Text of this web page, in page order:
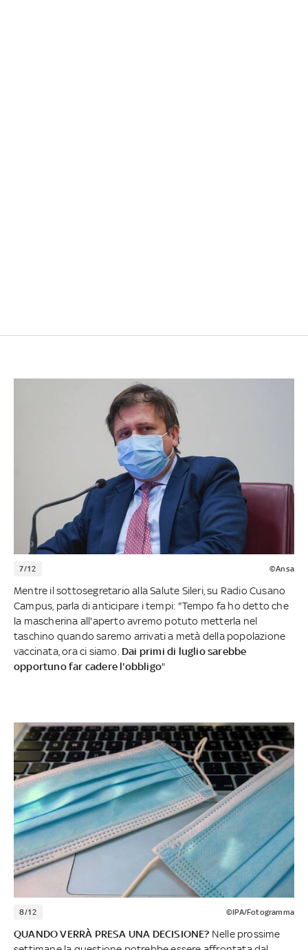
7/12 ©Ansa
Mentre il sottosegretario alla Salute Sileri, su Radio Cusano
Campus, parla di anticipare i tempi: "Tempo fa ho detto che
la mascherina all'aperto avremo potuto metterla nel
taschino quando saremo arrivati a metà della popolazione
vaccinata, ora ci siamo. Dai primi di luglio sarebbe
opportuno far cadere l'obbligo"
8/12 ©IPA/Fotogramma
QUANDO VERRÀ PRESA UNA DECISIONE? Nelle prossime